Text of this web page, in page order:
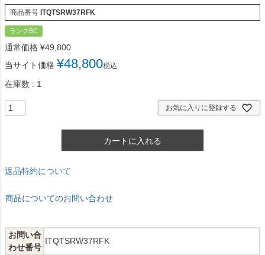
商品番号 ITQTSRW37RFK
ランクBC
通常価格 ¥49,800
当サイト価格 ¥48,800税込
在庫数 1
お気に入りに登録する
カートに入れる
返品特約について
商品についてのお問い合わせ
お問い合
わせ番号
ITQTSRW37RFK